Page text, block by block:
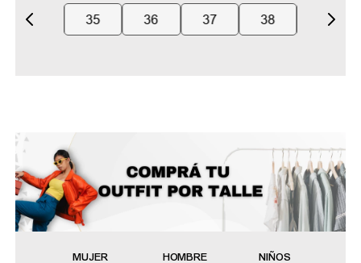
35 36 37 38
MUJER HOMBRE NIÑOS